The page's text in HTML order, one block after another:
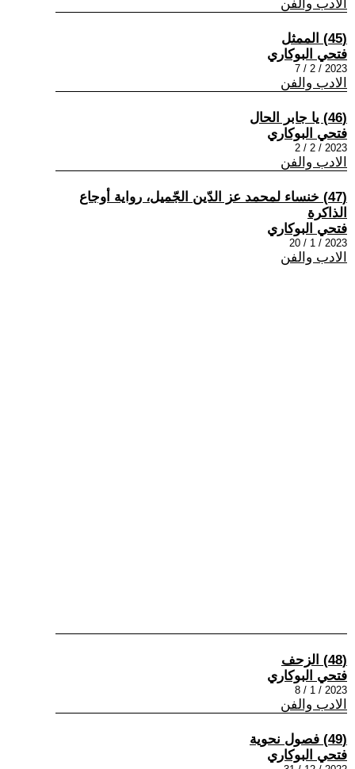
الادب والفن
(45) الممثل
فتحي البوكاري
2023 / 2 / 7
الادب والفن
(46) يا جابر الحال
فتحي البوكاري
2023 / 2 / 2
الادب والفن
(47) خنساء لمحمد عز الدّين الجّميل، رواية أوجاع
الذاكرة
فتحي البوكاري
2023 / 1 / 20
الادب والفن
(48) الزحف
فتحي البوكاري
2023 / 1 / 8
الادب والفن
(49) فصول نحوية
فتحي البوكاري